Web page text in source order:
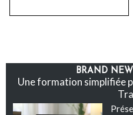
BRAND
Une formation simplifiée